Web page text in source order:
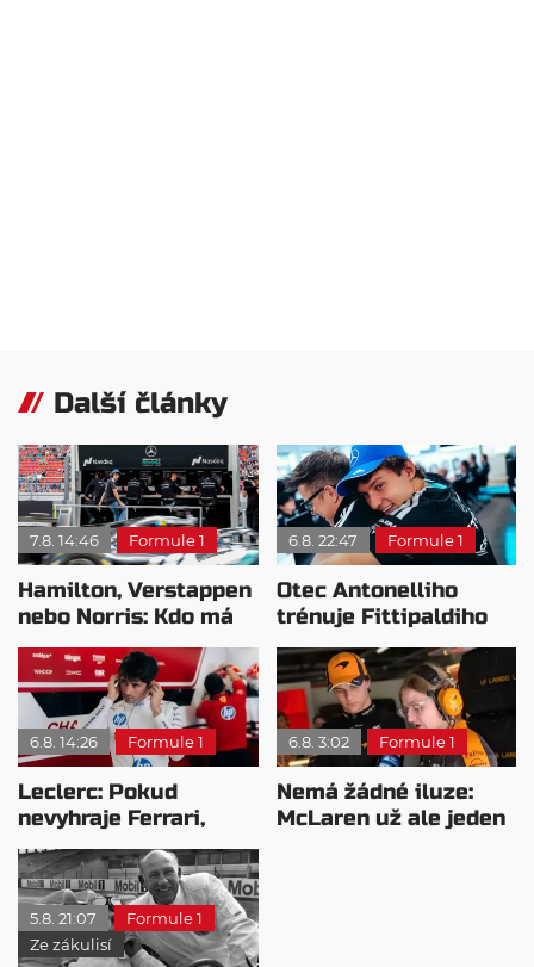
Další články
7.8. 14:46 Formule 1
Hamilton, Verstappen
nebo Norris: Kdo má
nejvyšší plat?
6.8. 22:47 Formule 1
Otec Antonelliho
trénuje Fittipaldiho
syna: Brazilec
vychvaluje lídra
6.8. 14:26 Formule 1
Leclerc: Pokud
nevyhraje Ferrari,
přeji titul
Antonellimu
6.8. 3:02 Formule 1
Nemá žádné iluze:
McLaren už ale jeden
5.8. 21:07
Formule 1
Ze zákulisí